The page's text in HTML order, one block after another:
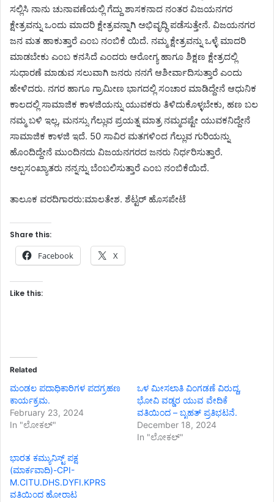
ಸಲ್ಲಿಸಿ ನಾನು ಚುನಾವಣೆಯಲ್ಲಿ ಗೆದ್ದು ಶಾಸಕನಾದ ನಂತರ ವಿಜಯನಗರ
ಕ್ಷೇತ್ರವನ್ನು ಒಂದು ಮಾದರಿ ಕ್ಷೇತ್ರವನ್ನಾಗಿ ಅಭಿವೃದ್ಧಿ ಪಡೆಸುತ್ತೇನೆ. ವಿಜಯನಗರ
ಜನ ಮತ ಹಾಕುತ್ತಾರೆ ಎಂಬ ನಂಬಿಕೆ ಯಿದೆ. ನಮ್ಮ ಕ್ಷೇತ್ರವನ್ನು ಒಳ್ಳೆ ಮಾದರಿ
ಮಾಡಬೇಕು ಎಂಬ ಕನಸಿದೆ ಎಂದರು ಆರೋಗ್ಯ ಹಾಗೂ ಶಿಕ್ಷಣ ಕ್ಷೇತ್ರದಲ್ಲಿ
ಸುಧಾರಣೆ ಮಾಡುವ ಸಲುವಾಗಿ ಜನರು ನನಗೆ ಆಶೀರ್ವಾದಿಸುತ್ತಾರೆ ಎಂದು
ಹೇಳಿದರು. ನಗರ ಹಾಗೂ ಗ್ರಾಮೀಣ ಭಾಗದಲ್ಲಿ ಸಂಚಾರ ಮಾಡಿದ್ದೇನೆ ಆಧುನಿಕ
ಕಾಲದಲ್ಲಿ ಸಾಮಾಜಿಕ ಕಾಳಜಿಯನ್ನು ಯುವಕರು ತಿಳಿದುಕೊಳ್ಳಬೇಕು, ಹಣ ಬಲ
ನಮ್ಮ ಬಳಿ ಇಲ್ಲ, ಮನಸ್ಸು ಗೆಲ್ಲುವ ಪ್ರಯತ್ನ ಮಾತ್ರ ನಮ್ಮದಷ್ಟೇ ಯುವಕನಿದ್ದೇನೆ
ಸಾಮಾಜಿಕ ಕಾಳಜಿ ಇದೆ. 50 ಸಾವಿರ ಮತಗಳಿಂದ ಗೆಲ್ಲುವ ಗುರಿಯನ್ನು
ಹೊಂದಿದ್ದೇನೆ ಮುಂದಿನದು ವಿಜಯನಗರದ ಜನರು ನಿರ್ಧರಿಸುತ್ತಾರೆ.
ಅಲ್ಪಸಂಖ್ಯಾತರು ನನ್ನನ್ನು ಬೆಂಬಲಿಸುತ್ತಾರೆ ಎಂಬ ನಂಬಿಕೆಯಿದೆ.
ತಾಲೂಕ ವರದಿಗಾರರು:ಮಾಲತೇಶ. ಶೆಟ್ಟರ್ ಹೊಸಪೇಟೆ
Share this:
Facebook X
Like this:
Related
ಮಂಡಲ ಪದಾಧಿಕಾರಿಗಳ ಪದಗ್ರಹಣ
ಕಾರ್ಯಕ್ರಮ.
February 23, 2024
In "ಲೋಕಲ್"
ಒಳ ಮೀಸಲಾತಿ ವಿಂಗಡಣೆ ವಿರುದ್ದ,
ಭೋವಿ ವಡ್ಡರ ಯುವ ವೇದಿಕೆ
ವತಿಯಿಂದ – ಬೃಹತ್ ಪ್ರತಿಭಟನೆ.
December 18, 2024
In "ಲೋಕಲ್"
ಭಾರತ ಕಮ್ಯುನಿಸ್ಟ್ ಪಕ್ಷ
(ಮಾರ್ಕವಾದಿ)-CPI-
M.CITU.DHS.DYFI.KPRS
ವತಿಯಿಂದ ಹೋರಾಟ